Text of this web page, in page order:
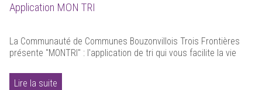
Application MON TRI
La Communauté de Communes Bouzonvillois Trois Frontières
présente "MONTRI" : l'application de tri qui vous facilite la vie
Lire la suite